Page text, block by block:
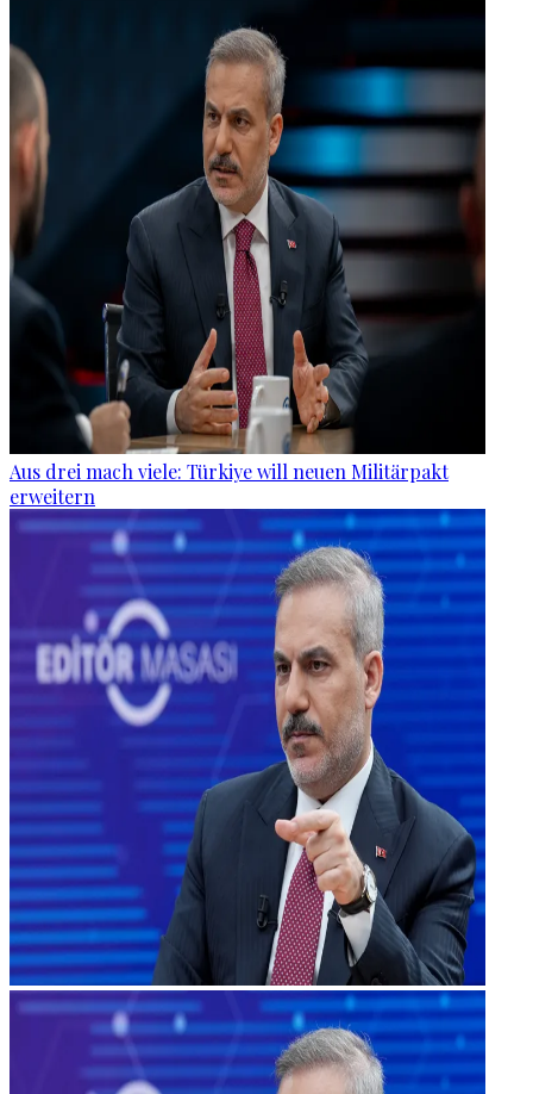
Aus drei mach viele: Türkiye will neuen Militärpakt
erweitern